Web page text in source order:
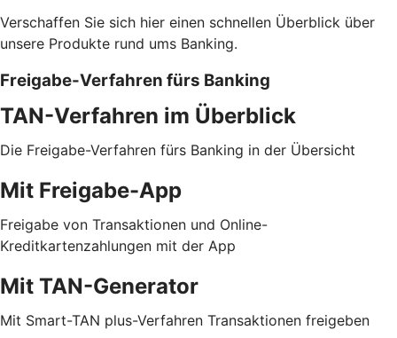
Verschaffen Sie sich hier einen schnellen Überblick über
unsere Produkte rund ums Banking.
Freigabe-Verfahren fürs Banking
TAN-Verfahren im Überblick
Die Freigabe-Verfahren fürs Banking in der Übersicht
Mit Freigabe-App
Freigabe von Transaktionen und Online-
Kreditkartenzahlungen mit der App
Mit TAN-Generator
Mit Smart-TAN plus-Verfahren Transaktionen freigeben